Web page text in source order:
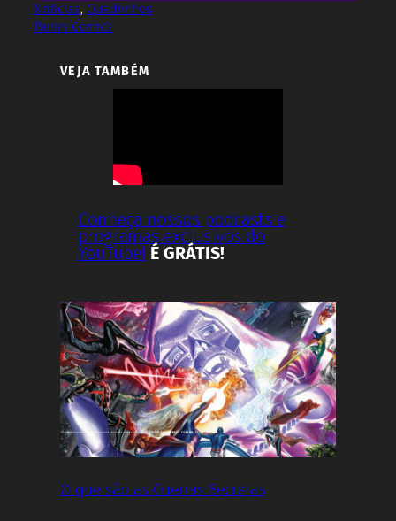
Notícias, Quadrinhos
Panini Comics
VEJA TAMBÉM
Conheça nossos podcasts e
programas exclusivos do
YouTube! É GRÁTIS!
O que são as Guerras Secretas